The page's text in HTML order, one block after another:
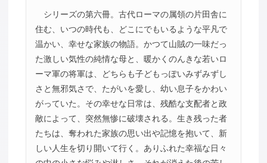
シリーズの第六冊。古代ローマの属領の片田舎に
住む、いつの時代も、どこにでもいるような平凡で
温かい、幸せな家族の物語。かつて山賊の一味だっ
た激しい気性の純情な母と、暖かくのんきな若いロ
ーマ軍の将軍は、どちらも子どもっぽいみずみずし
さと無邪気さで、たがいを愛し、幼い息子をかわい
がっていた。その幸せな日常は、残酷な支配者と政
敵によって、突然無惨に破壊される。生き残った者
たちは、奪われた家族の思い出や記憶を抱いて、新
しい人生を切り開いて行く。ありふれた幸福な日々